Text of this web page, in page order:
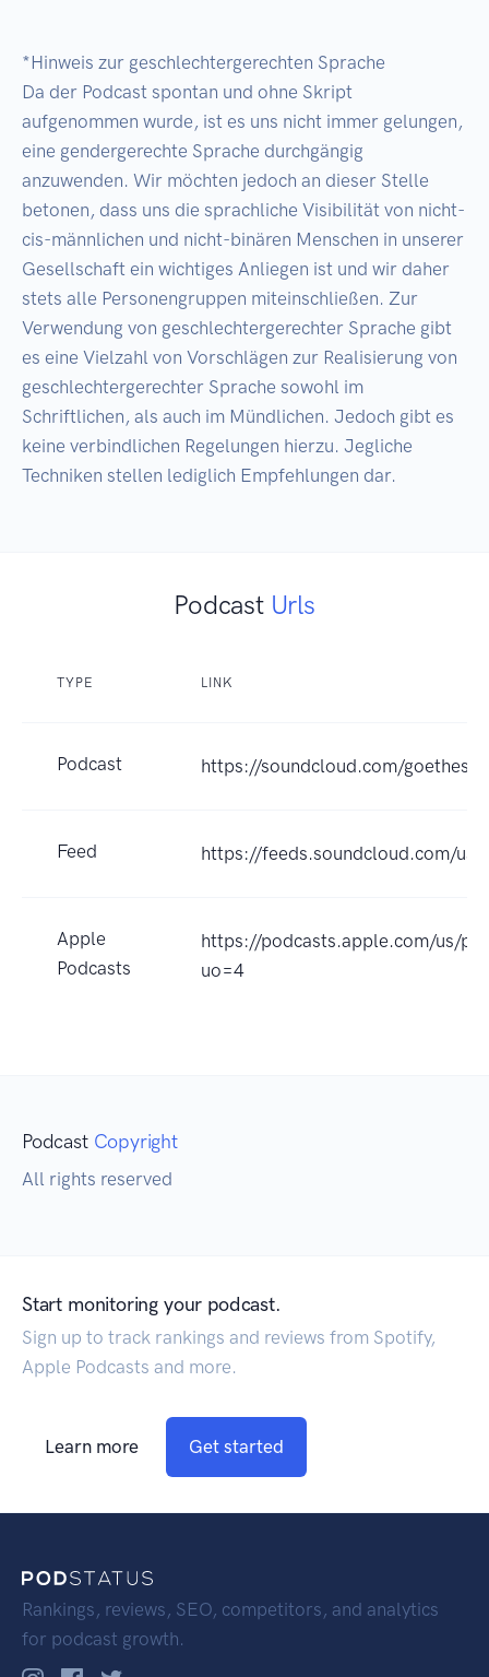
*Hinweis zur geschlechtergerechten Sprache
Da der Podcast spontan und ohne Skript
aufgenommen wurde, ist es uns nicht immer gelungen,
eine gendergerechte Sprache durchgängig
anzuwenden. Wir möchten jedoch an dieser Stelle
betonen, dass uns die sprachliche Visibilität von nicht-
cis-männlichen und nicht-binären Menschen in unserer
Gesellschaft ein wichtiges Anliegen ist und wir daher
stets alle Personengruppen miteinschließen. Zur
Verwendung von geschlechtergerechter Sprache gibt
es eine Vielzahl von Vorschlägen zur Realisierung von
geschlechtergerechter Sprache sowohl im
Schriftlichen, als auch im Mündlichen. Jedoch gibt es
keine verbindlichen Regelungen hierzu. Jegliche
Techniken stellen lediglich Empfehlungen dar.
Podcast Urls
TYPE LINK
Podcast https://soundcloud.com/
Feed https://feeds.soundcloud.com/
Apple
Podcasts
https://podcasts.apple.com/us/
uo=4
Podcast Copyright
All rights reserved
Start monitoring your podcast.
Sign up to track rankings and reviews from Spotify,
Apple Podcasts and more.
Learn more Get started
Rankings, reviews, SEO, competitors, and analytics
for podcast growth.